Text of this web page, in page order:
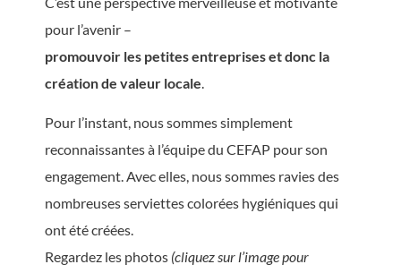
pour l’avenir –
promouvoir les petites entreprises et donc la
création de valeur locale.
Pour l’instant, nous sommes simplement
reconnaissantes à l’équipe du CEFAP pour son
engagement. Avec elles, nous sommes ravies des
nombreuses serviettes colorées hygiéniques qui
ont été créées.
Regardez les photos (cliquez sur l’image pour